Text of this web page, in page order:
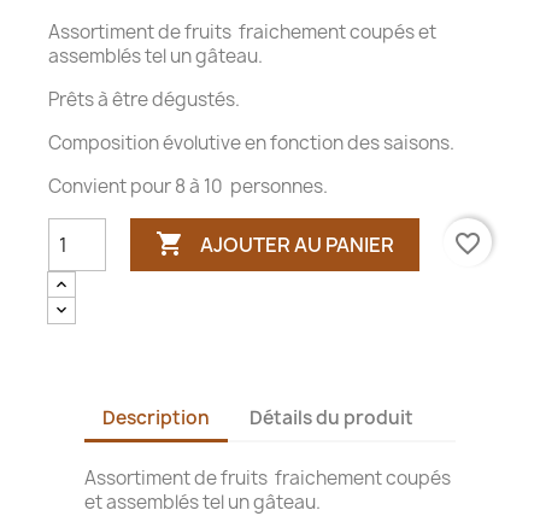
Assortiment de fruits fraichement coupés et
assemblés tel un gâteau.
Prêts à être dégustés.
Composition évolutive en fonction des saisons.
Convient pour 8 à 10 personnes.
 AJOUTER AU PANIER favorite_border
Description Détails du produit
Assortiment de fruits fraichement coupés
et assemblés tel un gâteau.